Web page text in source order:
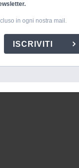
in ogni nostra mail.
ISCRIVITI